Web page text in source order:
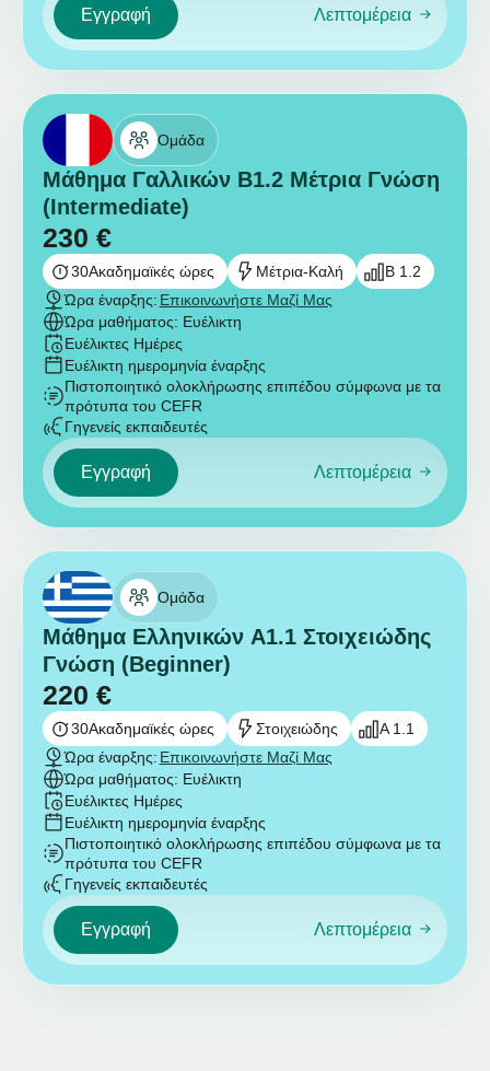
Εγγραφή Λεπτομέρεια
Ομάδα
Μάθημα Γαλλικών B1.2 Μέτρια Γνώση
(Intermediate)
230 €
30Ακαδημαϊκές ώρες Μέτρια-Καλή
B 1.2
Ώρα έναρξης: Επικοινωνήστε Μαζί Μας
Ώρα μαθήματος: Ευέλικτη
Ευέλικτες Ημέρες
Ευέλικτη ημερομηνία έναρξης
Πιστοποιητικό ολοκλήρωσης επιπέδου σύμφωνα με τα
πρότυπα του CEFR
Γηγενείς εκπαιδευτές
Εγγραφή Λεπτομέρεια
Ομάδα
Μάθημα Ελληνικών A1.1 Στοιχειώδης
Γνώση (Beginner)
220 €
30Ακαδημαϊκές ώρες Στοιχειώδης
A 1.1
Ώρα έναρξης: Επικοινωνήστε Μαζί Μας
Ώρα μαθήματος: Ευέλικτη
Ευέλικτες Ημέρες
Ευέλικτη ημερομηνία έναρξης
Πιστοποιητικό ολοκλήρωσης επιπέδου σύμφωνα με τα
πρότυπα του CEFR
Γηγενείς εκπαιδευτές
Εγγραφή Λεπτομέρεια